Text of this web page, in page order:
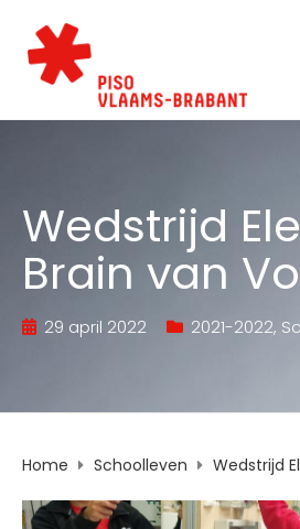
Wedstrijd
Brain van
29 april 2022 2021-2022,
Home Schoolleven Wedstrijd